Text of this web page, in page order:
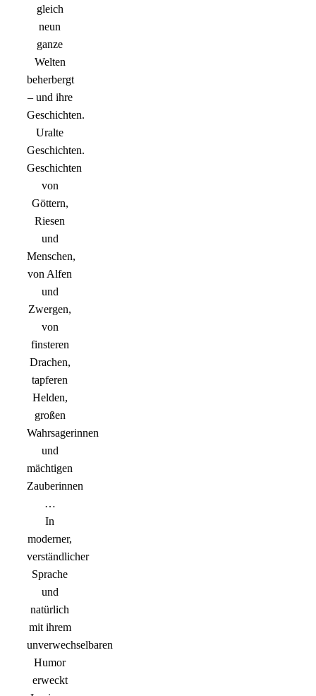
gleich
neun
ganze
Welten
beherbergt
– und ihre
Geschichten.
Uralte
Geschichten.
Geschichten
von
Göttern,
Riesen
und
Menschen,
von Alfen
und
Zwergen,
von
finsteren
Drachen,
tapferen
Helden,
großen
Wahrsagerinnen
und
mächtigen
Zauberinnen
…
In
moderner,
verständlicher
Sprache
und
natürlich
mit ihrem
unverwechselbaren
Humor
erweckt